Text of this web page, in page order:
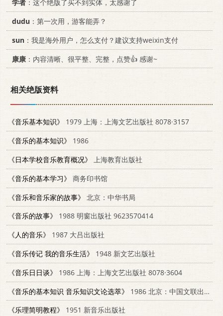
学者 ：这个绝版了买不到实体，太感谢了
dudu ：第一次用，游客能弄？
sun ：我是海外用户，怎么支付？建议支持weixin支付
康康 ：内容清晰、很平整、完整，点赞👍 感谢~
相关绝版资料
《音乐基本知识》
1979 上海：上海文艺出版社 8078·3157
《音乐的基本知识》
1986
《日本学校音乐教育概况》
上海教育出版社
《音乐的基本学习》
商务印书馆
《音乐和音乐家的故事》
北京：中华书局
《音乐的故事》
1988 明窗出版社 9623570414
《人的音乐》
1987 大吕出版社
《音乐传记 我的音乐生活》
1948 新文艺出版社
《音乐日日谈》
1986 上海：上海文艺出版社 8078·3604
《音乐的基本知识 音乐知识文论选萃》
1986 北京：中国文联出版公司 7505906550
《乐理简明教程》
1951 新音乐出版社